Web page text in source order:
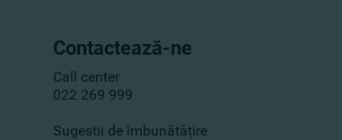
Contactează-ne
Call center
022 269 999
Sugestii de îmbunătățire